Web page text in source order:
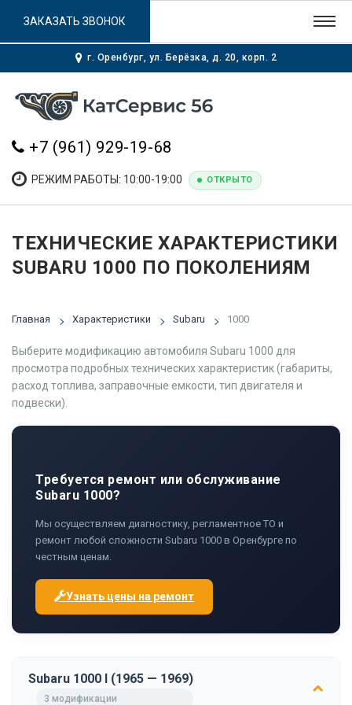
г. Оренбург, ул. Берёзка, д. 20, корп. 2
+7 (961) 929-19-68
РЕЖИМ РАБОТЫ: 10:00-19:00 ОТКРЫТО
ЗАКАЗАТЬ ЗВОНОК
ТЕХНИЧЕСКИЕ ХАРАКТЕРИСТИКИ
SUBARU 1000 ПО ПОКОЛЕНИЯМ
Главная Характеристики Subaru 1000
Выберите модификацию автомобиля Subaru 1000 для
просмотра подробных технических характеристик (габариты,
расход топлива, заправочные емкости, тип двигателя и
подвески).
Требуется ремонт или обслуживание
Subaru 1000?
Мы осуществляем диагностику, регламентное ТО и
ремонт любой сложности Subaru 1000 в Оренбурге по
честным ценам.
Узнать цены на ремонт
Subaru 1000 I (1965 — 1969)
3 модификации